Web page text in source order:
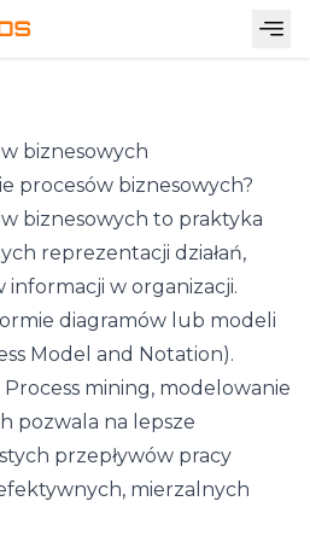
biznesowych
procesów biznesowych?
biznesowych to praktyka
reprezentacji działań,
informacji w organizacji.
diagramów lub modeli
Model and Notation).
Process mining, modelowanie
pozwala na lepsze
przepływów pracy
mierzalnych